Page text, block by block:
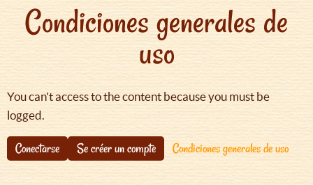
ayuda
navegación
Condiciones generales de
uso
You can't access to the content because you must be
logged.
Conectarse Se créer un compte Condiciones generales de uso